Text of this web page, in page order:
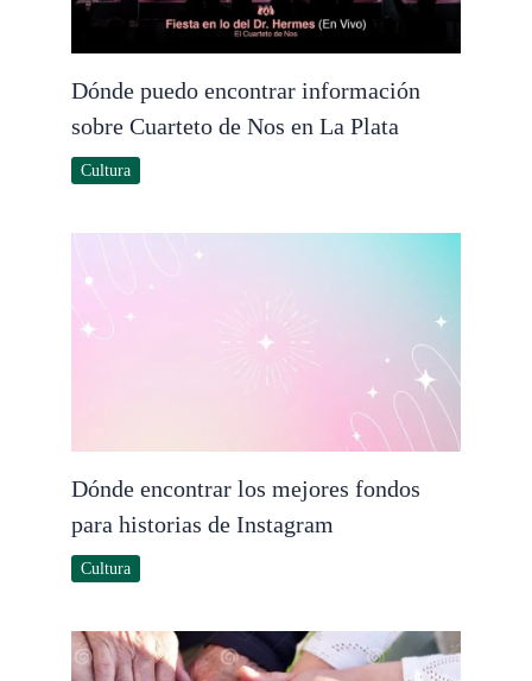
Dónde puedo encontrar información
sobre Cuarteto de Nos en La Plata
Cultura
Dónde encontrar los mejores fondos
para historias de Instagram
Cultura